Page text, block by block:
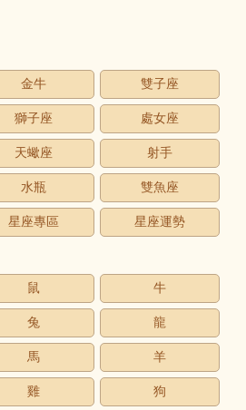
金牛 雙子座
獅子座 處女座
天蠍座 射手
水瓶 雙魚座
星座專區 星座運勢
鼠 牛
兔 龍
馬 羊
雞 狗